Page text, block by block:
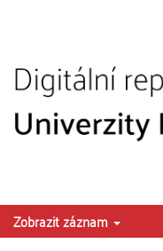
Zobrazit záznam